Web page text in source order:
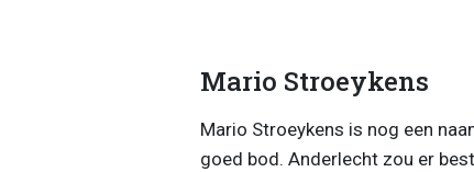
Mario Stroeykens
Mario Stroeykens is nog een
goed bod. Anderlecht zou er